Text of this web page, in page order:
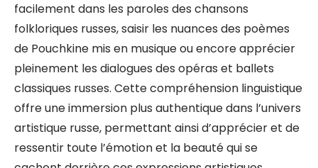
facilement dans les paroles des chansons
folkloriques russes, saisir les nuances des poèmes
de Pouchkine mis en musique ou encore apprécier
pleinement les dialogues des opéras et ballets
classiques russes. Cette compréhension linguistique
offre une immersion plus authentique dans l’univers
artistique russe, permettant ainsi d’apprécier et de
ressentir toute l’émotion et la beauté qui se